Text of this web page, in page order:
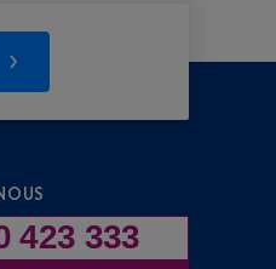
423 333